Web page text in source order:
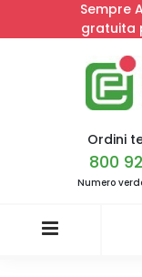
Sempre
gratuita
Ordini
800
Numero